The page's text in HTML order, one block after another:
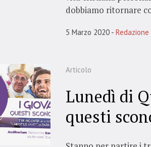
dobbiamo ritornare
5 Marzo 2020 Redazione
Articolo
Lunedì di
questi